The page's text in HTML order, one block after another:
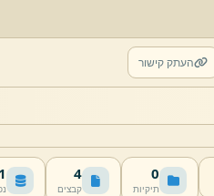
העתק קישור
0
תיקיות
4
קבצים